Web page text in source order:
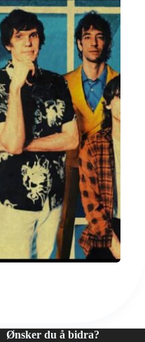
Ønsker du å bidra?